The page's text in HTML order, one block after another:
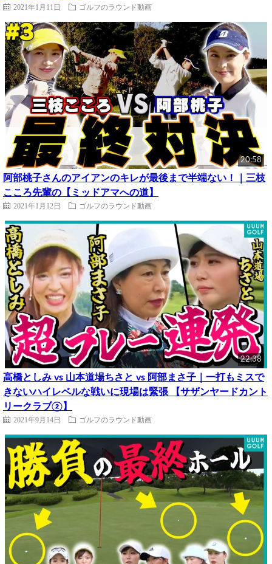
2021年1月11日 ゴルフのラウンド動画
20:58
阿部桃子さんのアイアンのキレが最後まで半端ない！｜三枝
こころ先輩の【ミッドアマへの道】
2021年1月12日 ゴルフのラウンド動画
22:38
高橋としみ vs 山本道場ちさと vs 阿部まさ子｜一打もミスで
きないハイレベルな戦いに現場は緊張 【サザンヤードカント
リークラブ②】
2021年9月14日 ゴルフのラウンド動画